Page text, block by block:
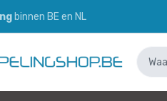
binnen BE en NL